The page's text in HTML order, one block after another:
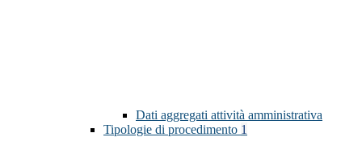
Dati aggregati attività amministrativa
Tipologie di procedimento 1